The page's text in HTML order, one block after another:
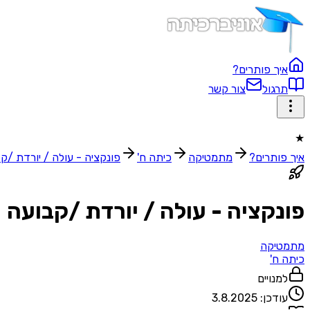
איך פותרים?
תרגול
צור קשר
★
איך פותרים?
מתמטיקה כיתה ח' פונקציה - עולה / יורדת /
פונקציה - עולה / יורדת /קבועה
מתמטיקה
כיתה ח'
למנויים
עודכן: 3.8.2025